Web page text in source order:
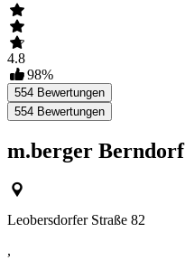
4.8
98%
554 Bewertungen
554 Bewertungen
m.berger Berndorf
Leobersdorfer Straße 82
,